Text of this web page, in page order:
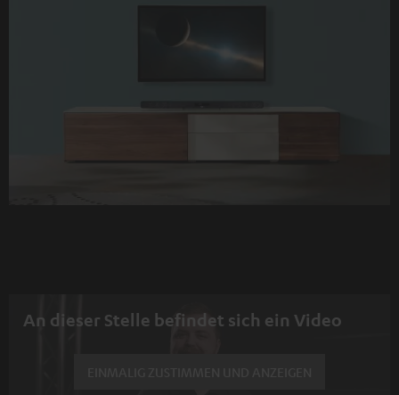
An dieser Stelle befindet sich ein Video